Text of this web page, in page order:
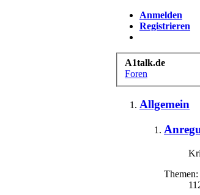
Anmelden
Registrieren
A1talk.de
Foren
Allgemein
Themen: